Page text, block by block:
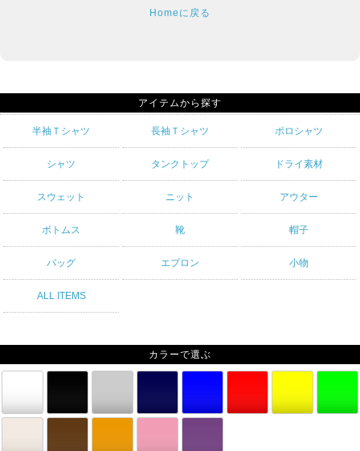
Homeに戻る
アイテムから探す
半袖Ｔシャツ 長袖Ｔシャツ ポロシャツ
シャツ タンクトップ ドライ素材
スウェット ニット アウター
ボトムス 靴 帽子
バッグ エプロン 小物
ALL ITEMS
カラーで選ぶ